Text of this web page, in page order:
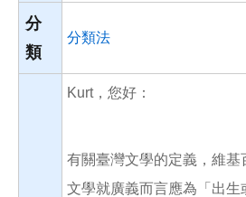
分
類
分類法
Kurt，您好：
有關臺灣文學的定義，維基
文學就廣義而言應為「出生